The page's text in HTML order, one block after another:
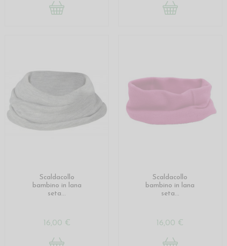
Scaldacollo
bambino in lana
seta...
16,00 €
Scaldacollo
bambino in lana
seta...
16,00 €